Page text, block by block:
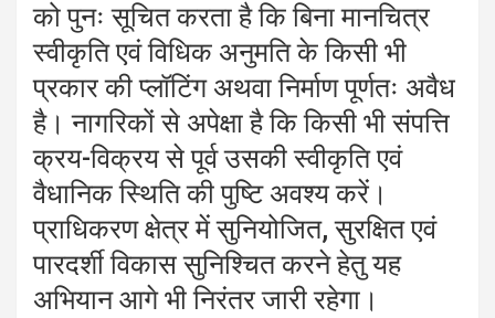
को पुनः सूचित करता है कि बिना मानचित्र
स्वीकृति एवं विधिक अनुमति के किसी भी
प्रकार की प्लॉटिंग अथवा निर्माण पूर्णतः अवैध
है। नागरिकों से अपेक्षा है कि किसी भी संपत्ति
क्रय-विक्रय से पूर्व उसकी स्वीकृति एवं
वैधानिक स्थिति की पुष्टि अवश्य करें।
प्राधिकरण क्षेत्र में सुनियोजित, सुरक्षित एवं
पारदर्शी विकास सुनिश्चित करने हेतु यह
अभियान आगे भी निरंतर जारी रहेगा।